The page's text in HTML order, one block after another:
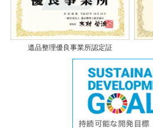
遺品整理優良事業所認定証